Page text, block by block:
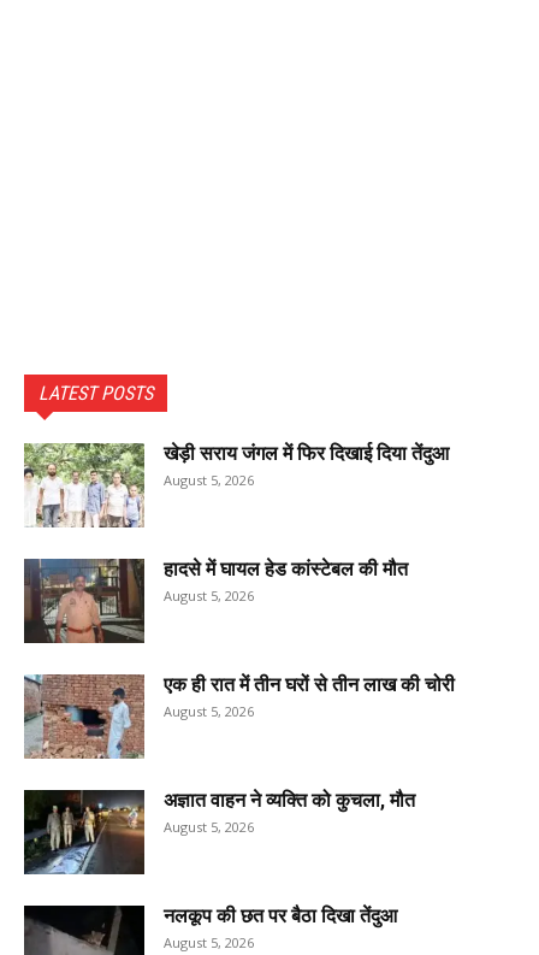
LATEST POSTS
खेड़ी सराय जंगल में फिर दिखाई दिया तेंदुआ
August 5, 2026
हादसे में घायल हेड कांस्टेबल की मौत
August 5, 2026
एक ही रात में तीन घरों से तीन लाख की चोरी
August 5, 2026
अज्ञात वाहन ने व्यक्ति को कुचला, मौत
August 5, 2026
नलकूप की छत पर बैठा दिखा तेंदुआ
August 5, 2026